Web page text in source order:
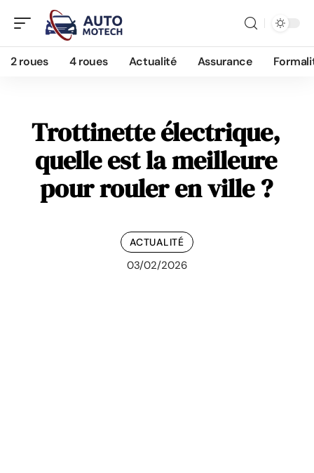
2 roues 4 roues Actualité Assurance
Trottinette électrique,
quelle est la meilleure
pour rouler en ville ?
ACTUALITÉ
03/02/2026